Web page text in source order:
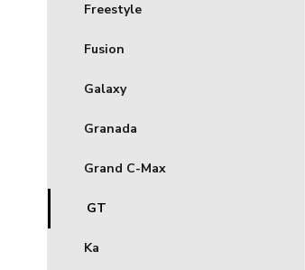
Freestyle
Fusion
Galaxy
Granada
Grand C-Max
GT
Ka